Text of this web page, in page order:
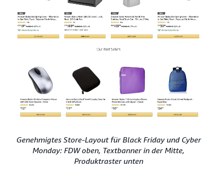
Genehmigtes Store-Layout für Black Friday und Cyber
Monday: FDW oben, Textbanner in der Mitte,
Produktraster unten